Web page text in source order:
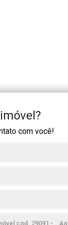
com você!